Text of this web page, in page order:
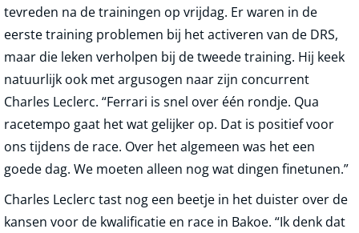
tevreden na de trainingen op vrijdag. Er waren in de
eerste training problemen bij het activeren van de DRS,
maar die leken verholpen bij de tweede training. Hij keek
natuurlijk ook met argusogen naar zijn concurrent
Charles Leclerc. “Ferrari is snel over één rondje. Qua
racetempo gaat het wat gelijker op. Dat is positief voor
ons tijdens de race. Over het algemeen was het een
goede dag. We moeten alleen nog wat dingen finetunen.”
Charles Leclerc tast nog een beetje in het duister over de
kansen voor de kwalificatie en race in Bakoe. “Ik denk dat